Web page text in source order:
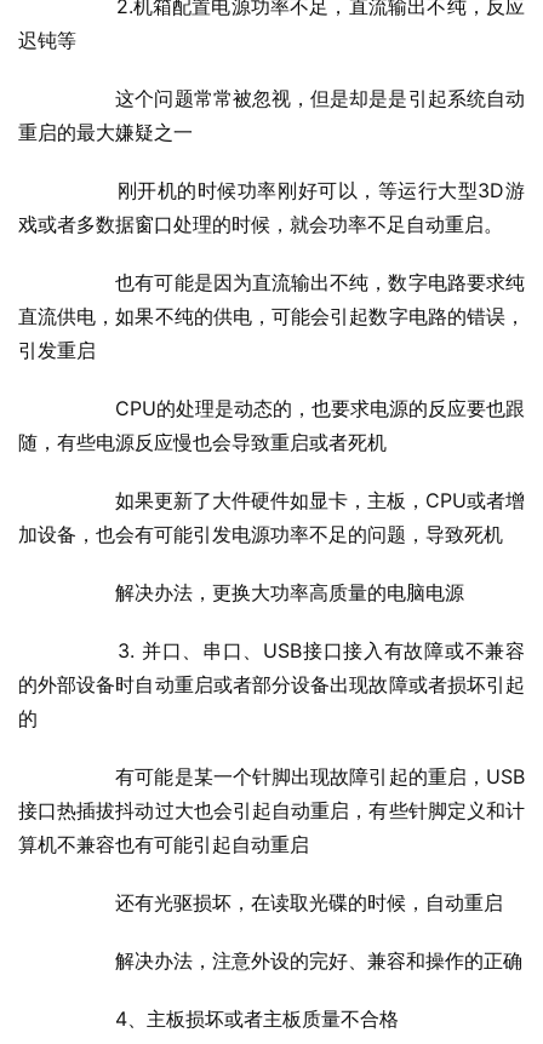
迟钝等
重启的最大嫌疑之一
戏或者多数据窗口处理的时候，就会功率不足自动重启。
直流供电，如果不纯的供电，可能会引起数字电路的错误，
引发重启
随，有些电源反应慢也会导致重启或者死机
加设备，也会有可能引发电源功率不足的问题，导致死机
  	解决办法，更换大功率高质量的电脑电源
的外部设备时自动重启或者部分设备出现故障或者损坏引起
的
接口热插拔抖动过大也会引起自动重启，有些针脚定义和计
算机不兼容也有可能引起自动重启
  	还有光驱损坏，在读取光碟的时候，自动重启
  	解决办法，注意外设的完好、兼容和操作的正确
  	4、主板损坏或者主板质量不合格